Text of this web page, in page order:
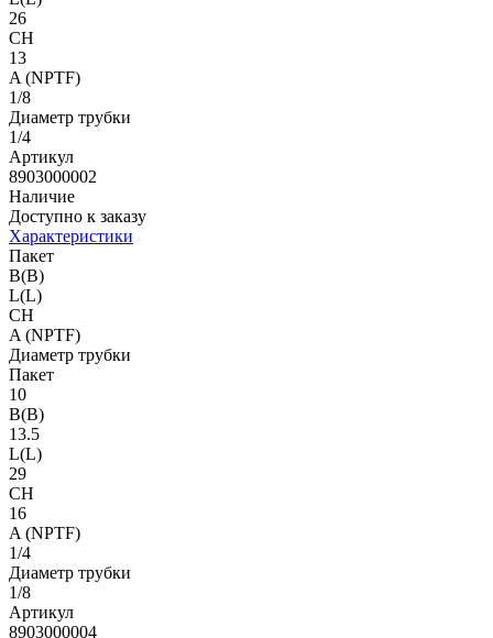
26
CH
13
A (NPTF)
1/8
Диаметр трубки
1/4
Артикул
8903000002
Наличие
Доступно к заказу
Характеристики
Пакет
B(B)
L(L)
CH
A (NPTF)
Диаметр трубки
Пакет
10
B(B)
13.5
L(L)
29
CH
16
A (NPTF)
1/4
Диаметр трубки
1/8
Артикул
8903000004